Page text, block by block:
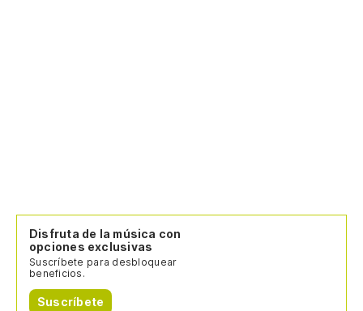
Disfruta de la música con
opciones exclusivas
Suscríbete para desbloquear
beneficios.
Suscríbete